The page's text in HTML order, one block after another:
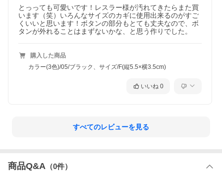
とっっても可愛いです！レスラー様が汚れてきたらまた買
います（笑）いろんなサイズのカギに使用出来るのがすご
くいいと思います！ボタンの部分もとても丈夫なので、ボ
タンが外れることはまずないかな、と思う作りでした。
購入した商品
カラー(3色)/05/ブラック、サイズ/F(縦5.5×横3.5cm)
いいね 0
すべてのレビューを見る
商品Q&A （0件）